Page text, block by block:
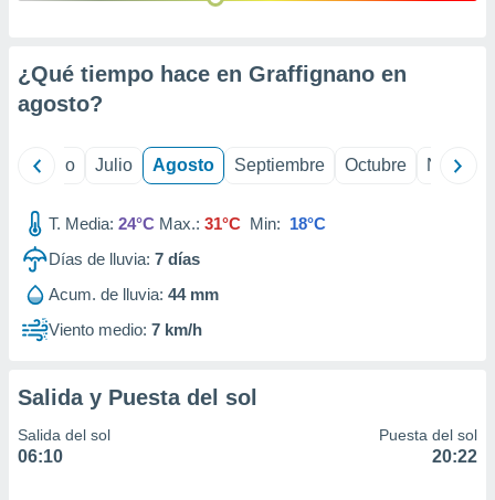
¿Qué tiempo hace en Graffignano en
agosto?
Junio Julio Agosto Septiembre Octubre
T. Media: 24°C Max.: 31°C Min: 18°C
Días de lluvia: 7 días
Acum. de lluvia: 44 mm
Viento medio: 7 km/h
Salida y Puesta del sol
Salida del sol
06:10
Puesta del sol
20:22